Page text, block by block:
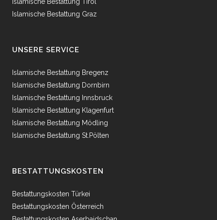
Islamische Bestattung Graz
UNSERE SERVICE
Islamische Bestattung Bregenz
Islamische Bestattung Dornbirn
Islamische Bestattung Innsbruck
Islamische Bestattung Klagenfurt
Islamische Bestattung Mödling
Islamische Bestattung St.Pölten
BESTATTUNGSKOSTEN
Bestattungskosten Türkei
Bestattungskosten Österreich